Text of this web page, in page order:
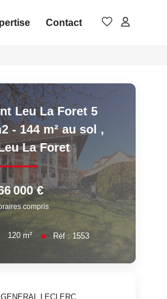
Contact
Leu La Foret 5
- 144 m² au sol ,
La Foret
000 €
compris
120m² Réf : 1553
LECLERC